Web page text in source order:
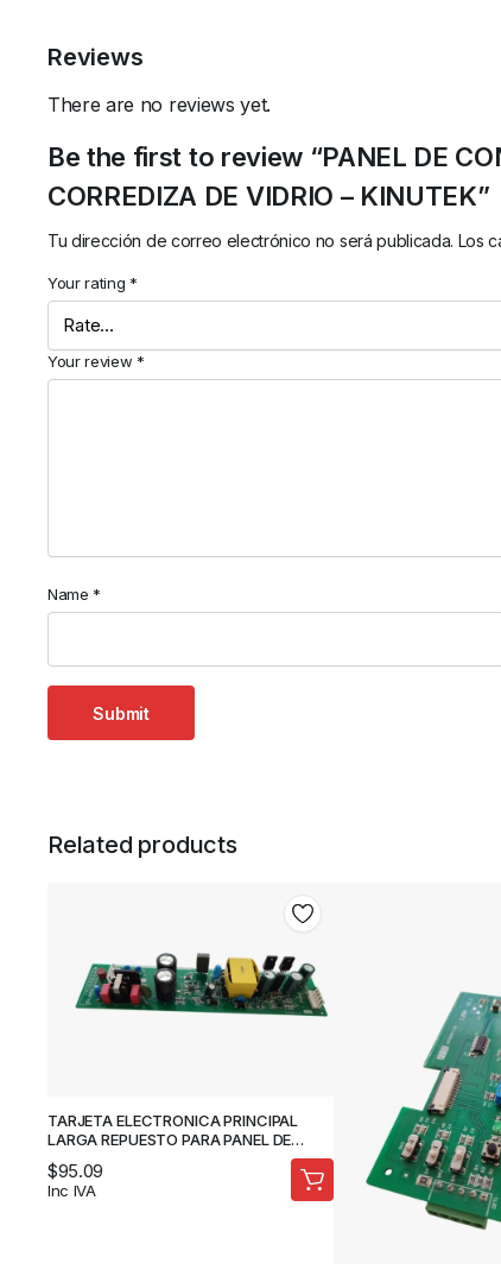
Reviews
There are no reviews yet.
Be the first to review “PANEL DE
CORREDIZA DE VIDRIO – KINUTEK”
Tu dirección de correo electrónico no será publicada. Los
Your rating *
Your review *
Name *
Related products
TARJETA ELECTRONICA PRINCIPAL
LARGA REPUESTO PARA PANEL DE
CONTROL MOTOR DE PUERTA
CORREDIZA DE VIDRIO – KINUTEK
$95.09
Inc IVA